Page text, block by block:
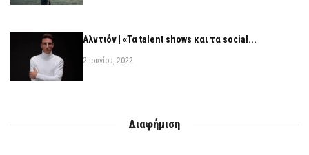
Αλντιόν | «Τα talent shows και τα social...
2 Ιουνίου, 2022
Διαφήμιση